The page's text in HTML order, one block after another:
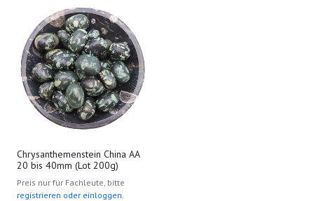
Chrysanthemenstein China AA
20 bis 40mm (Lot 200g)
Preis nur für Fachleute, bitte
registrieren oder einloggen.